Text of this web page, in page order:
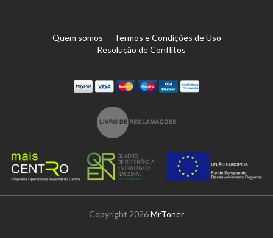
Quem somos
Termos e Condições de Uso
Resolução de Conflitos
MastercardMaestro
Visa Electron
Transferï¿½ncia
Copyright 2026MrToner